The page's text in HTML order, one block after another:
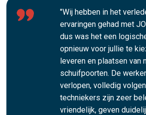
"Wij hebben in het
ervaringen gehad met
dus was het een
opnieuw voor jullie te
leveren en plaatsen van
schuifpoorten. De
verlopen, volledig
techniekers zijn zeer
vriendelijk, geven